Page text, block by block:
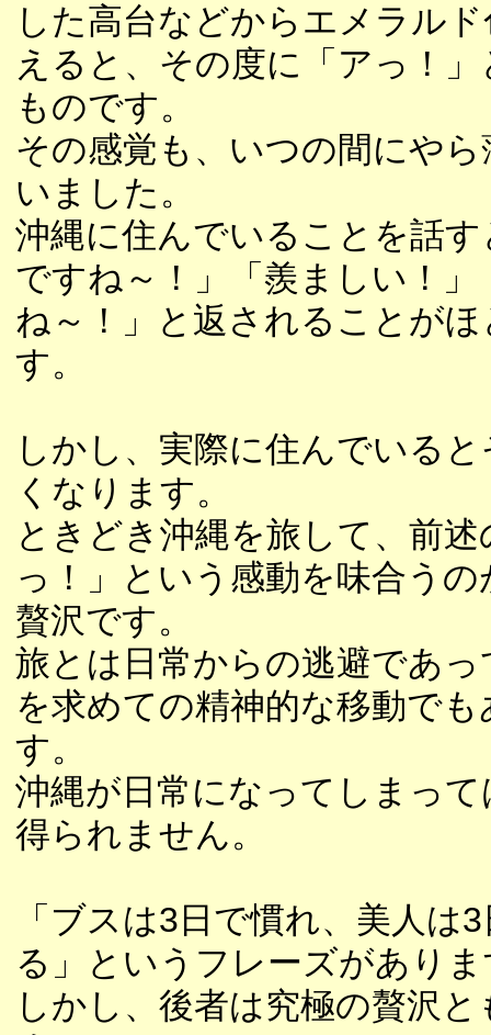
した高台などからエメラル
えると、その度に「アっ！
ものです。
その感覚も、いつの間にや
いました。
沖縄に住んでいることを話
ですね～！」「羨ましい！」
ね～！」と返されることが
す。
しかし、実際に住んでいる
くなります。
ときどき沖縄を旅して、前述
っ！」という感動を味合うの
贅沢です。
旅とは日常からの逃避であっ
を求めての精神的な移動で
す。
沖縄が日常になってしまっ
得られません。
「ブスは3日で慣れ、美人は
る」というフレーズがあり
しかし、後者は究極の贅沢と